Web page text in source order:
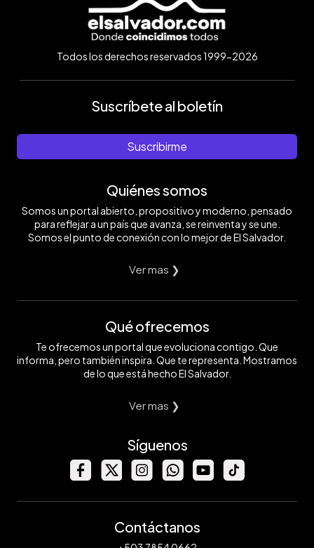
Todos los derechos reservados 1999-2026
Suscríbete al boletín
Suscribirme
Quiénes somos
Somos un portal abierto, propositivo y moderno, pensado
para reflejar a un país que avanza, se reinventa y se une.
Somos el punto de conexión con lo mejor de El Salvador.
Ver mas ❯
Qué ofrecemos
Te ofrecemos un portal que evoluciona contigo. Que
informa, pero también inspira. Que te representa. Mostramos
de lo que está hecho El Salvador.
Ver mas ❯
Síguenos
Contáctanos